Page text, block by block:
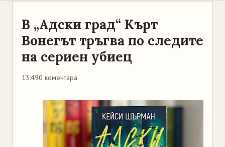
В „Адски град“ Кърт
Вонегът тръгва по следите
на сериен убиец
13:490 коментара